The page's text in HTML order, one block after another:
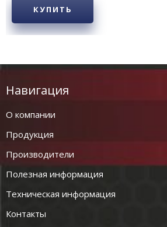
КУПИТЬ
Навигация
О компании
Продукция
Производители
Полезная информация
Техническая информация
Контакты